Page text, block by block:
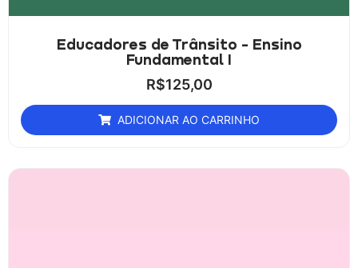
Educadores de Trânsito - Ensino
Fundamental I
R$125,00
ADICIONAR AO CARRINHO